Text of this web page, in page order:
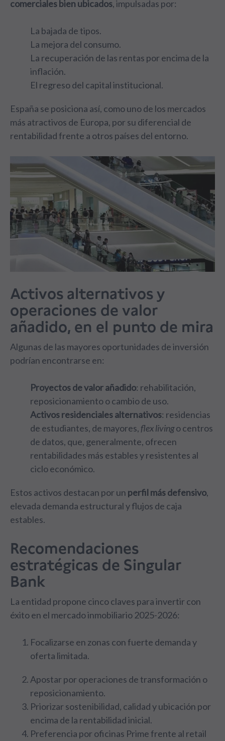
comerciales bien ubicados, impulsadas por:
La bajada de tipos.
La mejora del consumo.
La recuperación de las rentas por encima de la
inflación.
El regreso del capital institucional.
España se posiciona así, como uno de los mercados
más atractivos de Europa, por su diferencial de
rentabilidad frente a otros países del entorno.
Activos alternativos y
operaciones de valor
añadido, en el punto de mira
Algunas de las mayores oportunidades de inversión
podrían encontrarse en:
Proyectos de valor añadido: rehabilitación,
reposicionamiento o cambio de uso.
Activos residenciales alternativos: residencias
de estudiantes, de mayores, flex livingo centros
de datos, que, generalmente, ofrecen
rentabilidades más estables y resistentes al
ciclo económico.
Estos activos destacan por un perfil más defensivo,
elevada demanda estructural y flujos de caja
estables.
Recomendaciones
estratégicas de Singular
Bank
La entidad propone cinco claves para invertir con
éxito en el mercado inmobiliario 2025-2026:
Focalizarse en zonas con fuerte demanda y
oferta limitada.
Apostar por operaciones de transformación o
reposicionamiento.
Priorizar sostenibilidad, calidad y ubicación por
encima de la rentabilidad inicial.
Preferencia por oficinas Prime frente al retail